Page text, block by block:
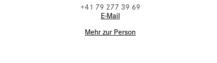
+41 79 277 39 69
E-Mail
Mehr zur Person